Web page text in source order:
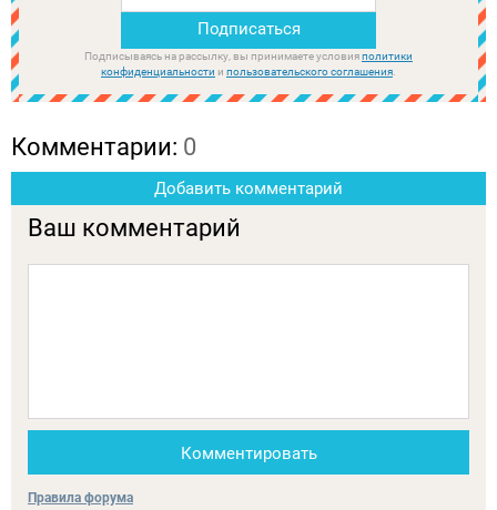
Подписываясь на рассылку, вы принимаете условияполитики
конфиденциальности и пользовательского соглашения
Комментарии: 0
Добавить комментарий
Ваш комментарий
Комментировать
Правила форума